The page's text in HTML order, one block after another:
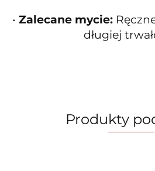
• Zalecane mycie:
długiej
Produkty